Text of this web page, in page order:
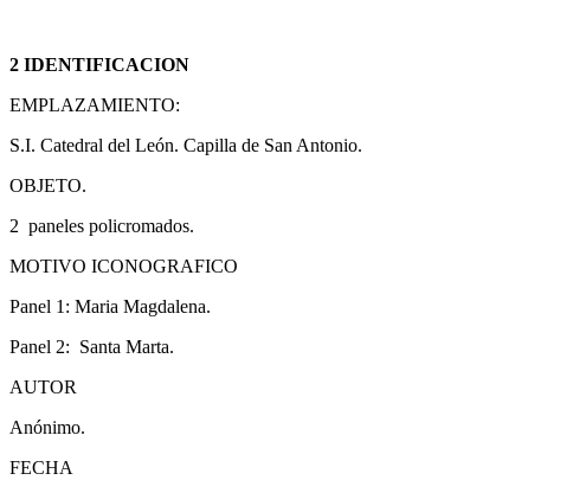
2 IDENTIFICACION
EMPLAZAMIENTO:
S.I. Catedral del León. Capilla de San Antonio.
OBJETO.
2 paneles policromados.
MOTIVO ICONOGRAFICO
Panel 1: Maria Magdalena.
Panel 2: Santa Marta.
AUTOR
Anónimo.
FECHA